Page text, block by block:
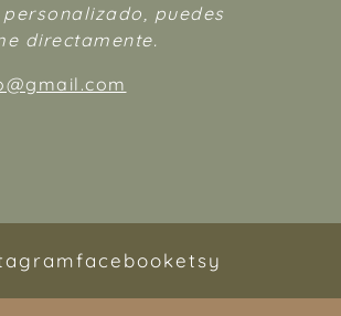
puedes
directamente.
facebooketsy